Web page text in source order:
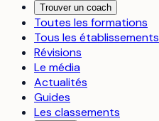
Trouver un coach
Toutes les formations
Tous les établissements
Révisions
Le média
Actualités
Guides
Les classements